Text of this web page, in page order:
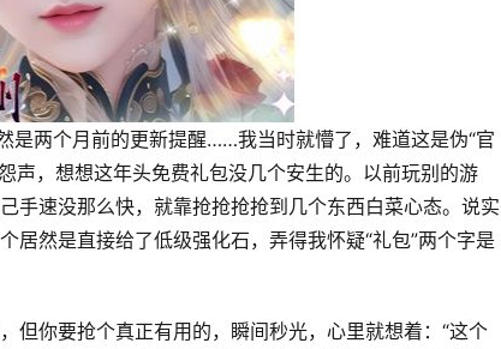
是两个月前的更新提醒……我当时就懵了，难道这是伪“官
声，想想这年头免费礼包没几个安生的。以前玩别的游
手速没那么快，就靠抢抢抢抢到几个东西白菜心态。说实
然是直接给了低级强化石，弄得我怀疑“礼包”两个字是
但你要抢个真正有用的，瞬间秒光，心里就想着：“这个